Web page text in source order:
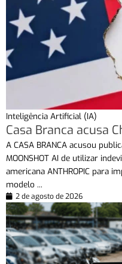
Inteligência Artificial (IA)
Casa Branca acusa
A CASA BRANCA acusou
MOONSHOT AI de utilizar
americana ANTHROPIC para
modelo ...
2 de agosto de 2026